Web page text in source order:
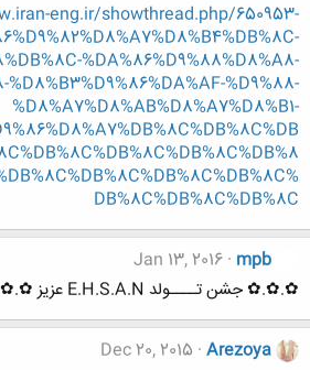
eng.ir/showthread.php/650953-
%DA%86%D9%88%D8%A8-
%D8%B3%D9%86%DA%AF-%D9%88-
%D8%A7%D8%AB%D8%A7%D8%B1-
DB%8C%DB%8C%DB%8C
mpb
Jan 13, 2016
✿.✿.✿ جشن تــــولد E.H.S.A.N عزیز ✿.✿.✿
Arezoya
Dec 20, 2015